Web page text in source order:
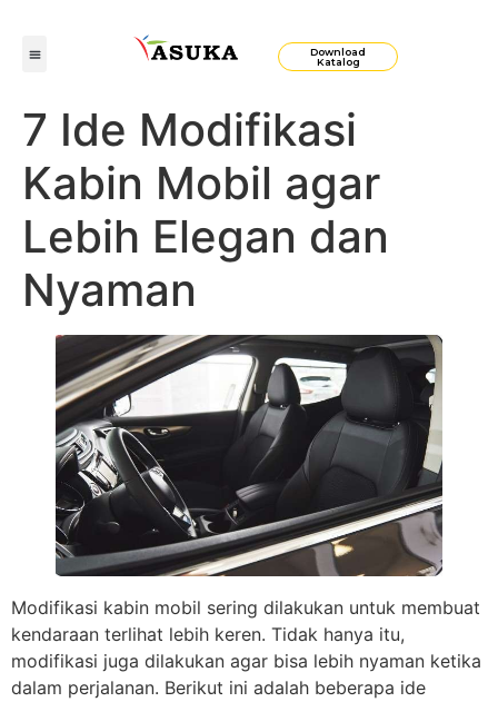
Download
Katalog
7 Ide Modifikasi
Kabin Mobil agar
Lebih Elegan dan
Nyaman
Modifikasi kabin mobil sering dilakukan untuk membuat
kendaraan terlihat lebih keren. Tidak hanya itu,
modifikasi juga dilakukan agar bisa lebih nyaman ketika
dalam perjalanan. Berikut ini adalah beberapa ide